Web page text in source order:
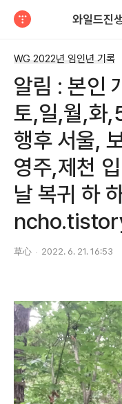
WG 2022년 임인년 기록
알림 : 본인
토,일,월,화
행후 서울,
영주,제천
날 복귀 하
草心 2022. 6. 21. 16:53